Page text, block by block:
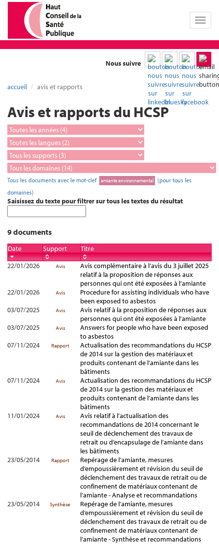
Toggle
Nous suivre
accueil avis et rapports
Avis et rapports du HCSP
Tous les documents avec le mot-clef amiante environnemental (pour tous les
domaines)
Saisissez du texte pour filtrer sur tous les textes du résultat
9 documents
Date Support
Titre
22/01/2026
Avis
Avis complémentaire à l’avis du 3 juillet 2025
relatif à la proposition de réponses aux
personnes qui ont été exposées à l’amiante
22/01/2026
Avis
Procedure for assisting individuals who have
been exposed to asbestos
03/07/2025
Avis
Avis relatif à la proposition de réponses aux
personnes qui ont été exposées à l'amiante
03/07/2025
Avis
Answers for people who have been exposed
to asbestos
07/11/2024
Rapport
Actualisation des recommandations du HCSP
de 2014 sur la gestion des matériaux et
produits contenant de l’amiante dans les
bâtiments
07/11/2024
Avis
Actualisation des recommandations du HCSP
de 2014 sur la gestion des matériaux et
produits contenant de l’amiante dans les
bâtiments
11/01/2024
Avis
Avis relatif à l’actualisation des
recommandations de 2014 concernant le
seuil de déclenchement des travaux de
retrait ou d’encapsulage de l’amiante dans
les bâtiments
23/05/2014
Rapport
Repérage de l’amiante, mesures
d’empoussièrement et révision du seuil de
déclenchement des travaux de retrait ou de
confinement de matériaux contenant de
l’amiante - Analyse et recommandations
23/05/2014
Synthèse
Repérage de l’amiante, mesures
d’empoussièrement et révision du seuil de
déclenchement des travaux de retrait ou de
confinement de matériaux contenant de
l’amiante - Synthèse et recommandations